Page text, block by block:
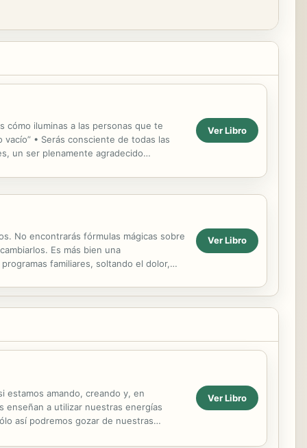
cómo iluminas a las personas que te
• Serás consciente de todas las
un ser plenamente agradecido
Ver Libro
No encontrarás fórmulas mágicas sobre
Es más bien una
familiares, soltando el dolor,
Ver Libro
estamos amando, creando y, en
enseñan a utilizar nuestras energías
así podremos gozar de nuestras
Ver Libro